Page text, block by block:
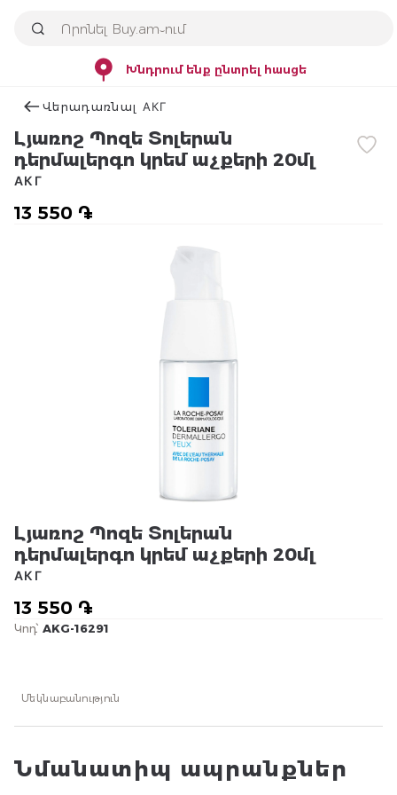
Խնդրում ենք ընտրել հասցե
Վերադառնալ АКГ
Լյառոշ Պոզե Տոլերան
դերմալերգո կրեմ աչքերի 20մլ
13 550 ֏
АКГ
Լյառոշ Պոզե Տոլերան
դերմալերգո կրեմ աչքերի 20մլ
13 550 ֏
АКГ
Կոդ՝ AKG-16291
Մեկնաբանություն
Նմանատիպ ապրանքներ